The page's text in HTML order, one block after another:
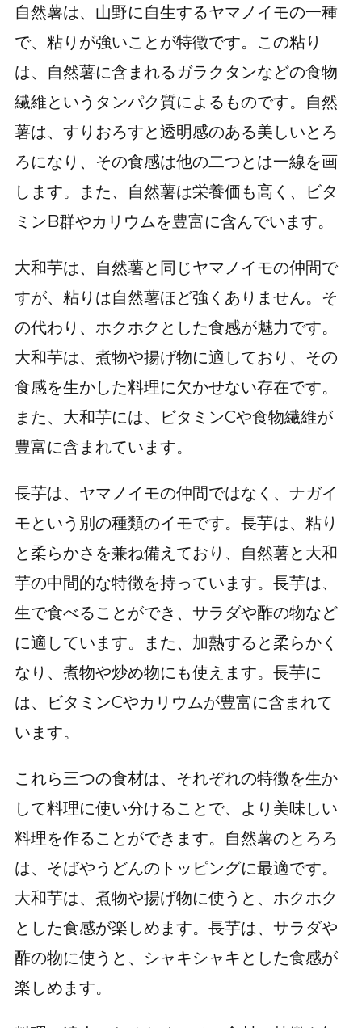
自然薯は、山野に自生するヤマノイモの一種
で、粘りが強いことが特徴です。この粘り
は、自然薯に含まれるガラクタンなどの食物
繊維というタンパク質によるものです。自然
薯は、すりおろすと透明感のある美しいとろ
ろになり、その食感は他の二つとは一線を画
します。また、自然薯は栄養価も高く、ビタ
ミンB群やカリウムを豊富に含んでいます。
大和芋は、自然薯と同じヤマノイモの仲間で
すが、粘りは自然薯ほど強くありません。そ
の代わり、ホクホクとした食感が魅力です。
大和芋は、煮物や揚げ物に適しており、その
食感を生かした料理に欠かせない存在です。
また、大和芋には、ビタミンCや食物繊維が
豊富に含まれています。
長芋は、ヤマノイモの仲間ではなく、ナガイ
モという別の種類のイモです。長芋は、粘り
と柔らかさを兼ね備えており、自然薯と大和
芋の中間的な特徴を持っています。長芋は、
生で食べることができ、サラダや酢の物など
に適しています。また、加熱すると柔らかく
なり、煮物や炒め物にも使えます。長芋に
は、ビタミンCやカリウムが豊富に含まれて
います。
これら三つの食材は、それぞれの特徴を生か
して料理に使い分けることで、より美味しい
料理を作ることができます。自然薯のとろろ
は、そばやうどんのトッピングに最適です。
大和芋は、煮物や揚げ物に使うと、ホクホク
とした食感が楽しめます。長芋は、サラダや
酢の物に使うと、シャキシャキとした食感が
楽しめます。